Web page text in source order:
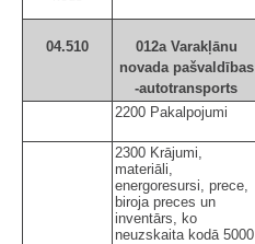
04.510
012a Varakļānu
novada pašvaldības
-autotransports
2200 Pakalpojumi
2300 Krājumi,
materiāli,
energoresursi, prece,
biroja preces un
inventārs, ko
neuzskaita kodā 5000